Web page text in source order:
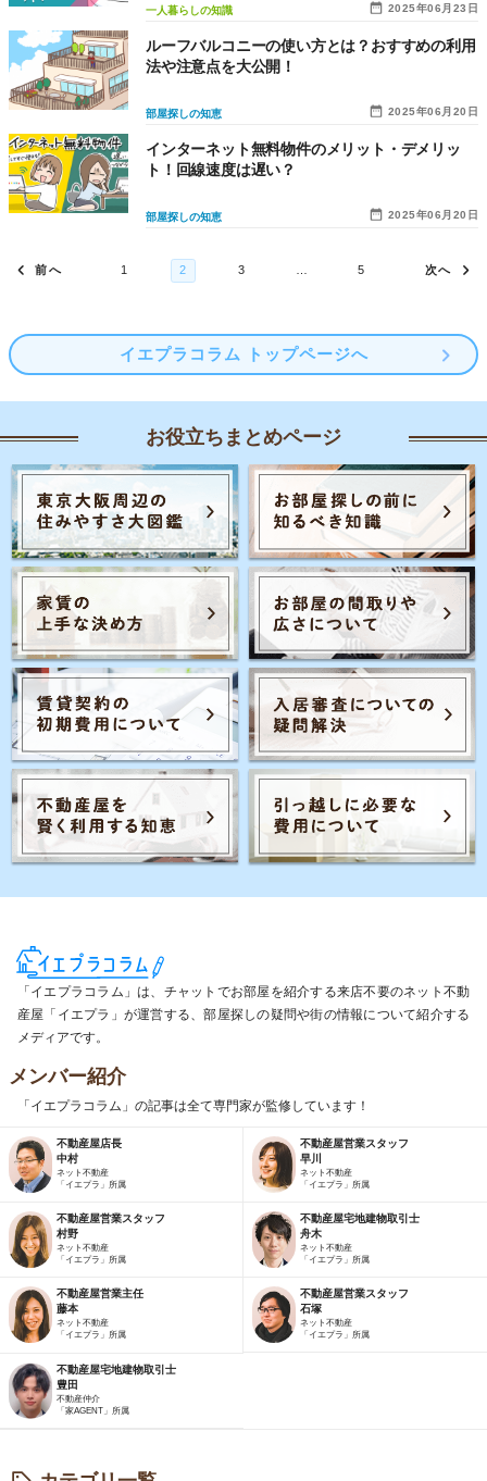
2025年06月23日
一人暮らしの知識
2025年06月20日
部屋探しの知恵
ルーフバルコニーの使い方とは？おすすめの利用
法や注意点を大公開！
2025年06月20日
部屋探しの知恵
インターネット無料物件のメリット・デメリッ
ト！回線速度は遅い？
Posts navigation 3
イエプラコラム トップページへ
お役立ちまとめページ
「イエプラコラム」は、チャットでお部屋を紹介する来店不要のネット不動
産屋「イエプラ」が運営する、部屋探しの疑問や街の情報について紹介する
メディアです。
メンバー紹介
「イエプラコラム」の記事は全て専門家が監修しています！
不動産屋店長
中村
ネット不動産
「イエプラ」所属
不動産屋営業スタッフ
早川
ネット不動産
「イエプラ」所属
不動産屋営業スタッフ
村野
ネット不動産
「イエプラ」所属
不動産屋宅地建物取引士
舟木
ネット不動産
「イエプラ」所属
不動産屋営業主任
藤本
ネット不動産
「イエプラ」所属
不動産屋営業スタッフ
石塚
ネット不動産
「イエプラ」所属
不動産屋宅地建物取引士
豊田
不動産仲介
「家AGENT」所属